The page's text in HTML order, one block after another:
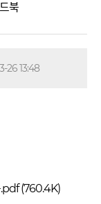
북
26 13:48
.pdf(760.4K)